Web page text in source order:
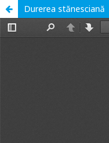
Durerea stănesciană